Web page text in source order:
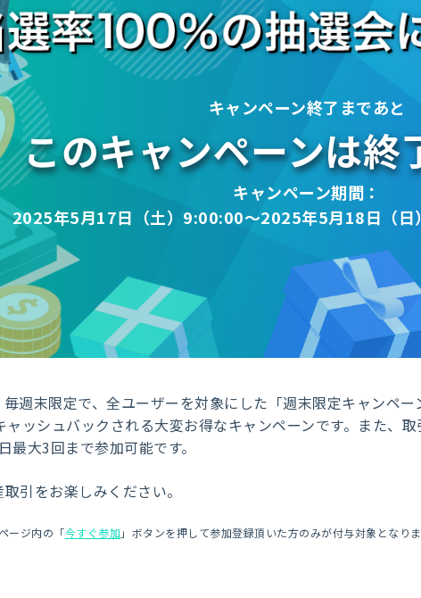
キャンペーン終了まであと
このキャンペーンは終
キャンペーン期間：
2025年5月17日（土）9:00:00～2025年5月18日（
週末限定で、全ユーザーを対象にした「週末限定キャンペ
ャッシュバックされる大変お得なキャンペーンです。また、
最大3回まで参加可能です。
引をお楽しみください。
ージ内の「今すぐ参加 」ボタンを押して参加登録頂いた方のみが付与対象となりま